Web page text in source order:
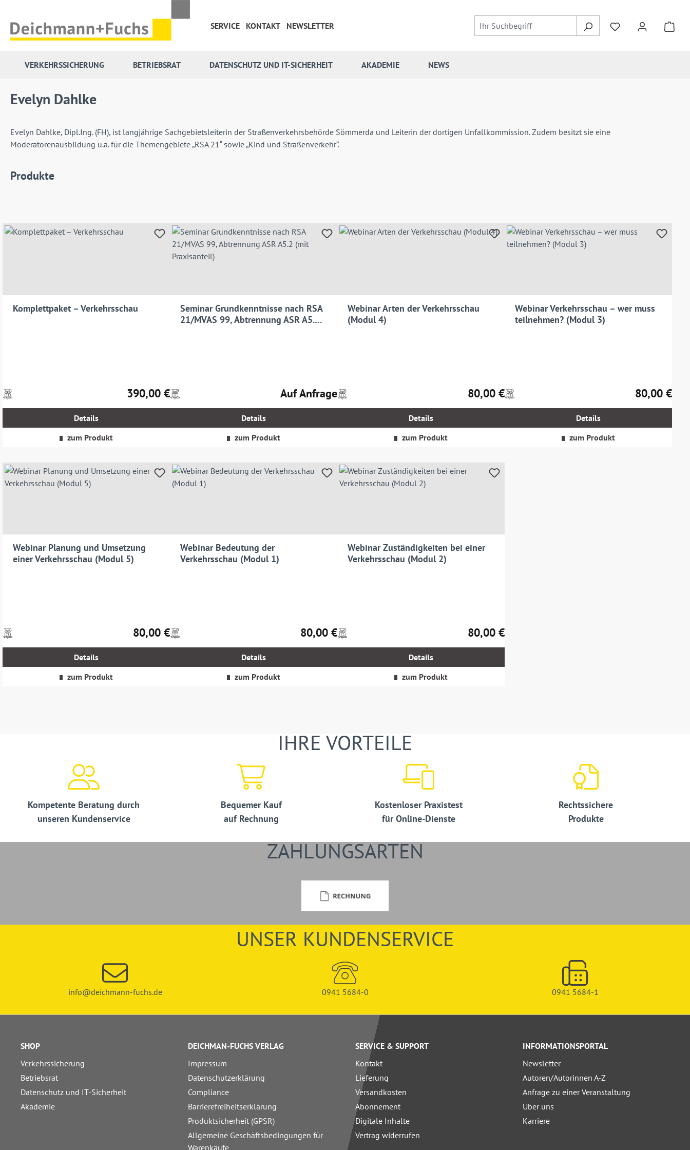
SERVICE
KONTAKT NEWSLETTER Du hast 0
VERKEHRSSICHERUNG BETRIEBSRAT DATENSCHUTZ UND IT-SICHERHEIT AKADEMIE NEWS
Evelyn Dahlke
Evelyn Dahlke, Dipl.Ing. (FH), ist langjährige Sachgebietsleiterin der Straßenverkehrsbehörde Sömmerda und Leiterin der dortigen Unfallkommission. Zudem besitzt sie eine
Moderatorenausbildung u.a. für die Themengebiete „RSA 21“ sowie „Kind und Straßenverkehr“.
Produkte
Komplettpaket – Verkehrsschau
Regulärer Preis:
390,00 €
Preise
inkl.
Details
zum Produkt
Seminar Grundkenntnisse nach RSA
21/MVAS 99, Abtrennung ASR A5.2
Regulärer Preis:
Auf Anfrage
Preise
inkl.
Details
zum Produkt
Webinar Arten der Verkehrsschau
(Modul 4)
Regulärer Preis:
80,00 €
Preise
inkl.
Details
zum Produkt
Webinar Verkehrsschau – wer muss
teilnehmen? (Modul 3)
Regulärer
80,00 €
Preise
inkl.
Details
zum Produkt
Webinar Planung und Umsetzung
einer Verkehrsschau (Modul 5)
Regulärer Preis:
80,00 €
Preise
inkl.
Details
zum Produkt
Webinar Bedeutung der
Verkehrsschau (Modul 1)
Regulärer Preis:
80,00 €
Preise
inkl.
Details
zum Produkt
Webinar Zuständigkeiten bei einer
Verkehrsschau (Modul 2)
Regulärer Preis:
80,00 €
Preise
inkl.
Details
zum Produkt
IHRE VORTEILE
Kompetente Beratung durch
unseren Kundenservice
Bequemer Kauf
auf Rechnung
Kostenloser Praxistest
für Online-Dienste
Rechtssichere
Produkte
ZAHLUNGSARTEN
UNSER KUNDENSERVICE
info@deichmann-fuchs.de 0941 5684-0 0941 5684-1
SHOP
Verkehrssicherung
Betriebsrat
Datenschutz und IT-Sicherheit
Akademie
DEICHMAN-FUCHS VERLAG
Impressum
Datenschutzerklärung
Compliance
Barrierefreiheitserklärung
Produktsicherheit (GPSR)
Allgemeine Geschäftsbedingungen für
Warenkäufe
SERVICE & SUPPORT
Kontakt
Lieferung
Versandkosten
Abonnement
Digitale Inhalte
Vertrag widerrufen
INFORMATIONSPORTAL
Newsletter
Autoren/Autorinnen A-Z
Anfrage zu einer Veranstaltung
Über uns
Karriere